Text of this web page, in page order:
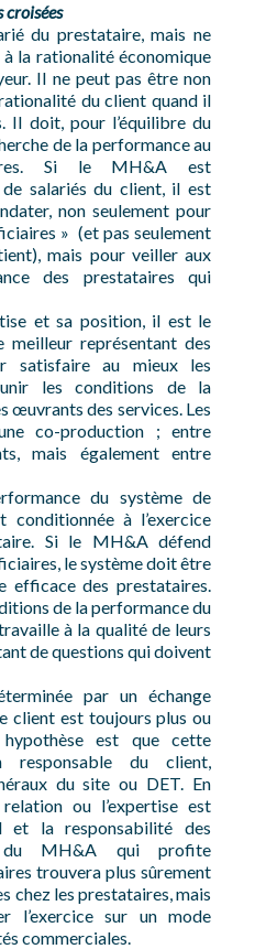
croisées
du prestataire, mais ne
la rationalité économique
Il ne peut pas être non
du client quand il
Il doit, pour l’équilibre du
de la performance au
Si le MH&A est
salariés du client, il est
non seulement pour
» (et pas seulement
mais pour veiller aux
des prestataires qui
et sa position, il est le
représentant des
satisfaire au mieux les
les conditions de la
œuvrants des services. Les
co-production ; entre
mais également entre
du système de
conditionnée à l’exercice
Si le MH&A défend
le système doit être
efficace des prestataires.
de la performance du
à la qualité de leurs
de questions qui doivent
par un échange
client est toujours plus ou
est que cette
du client,
du site ou DET. En
ou l’expertise est
et la responsabilité des
MH&A qui profite
trouvera plus sûrement
chez les prestataires, mais
l’exercice sur un mode
commerciales.